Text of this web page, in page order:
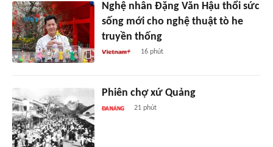
Nghệ nhân Đặng Văn Hậu thổi sức
sống mới cho nghệ thuật tò he
truyền thống
16 phút
Phiên chợ xứ Quảng
21 phút